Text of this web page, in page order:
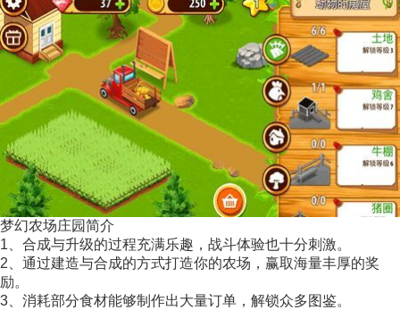
梦幻农场庄园简介
1、合成与升级的过程充满乐趣，战斗体验也十分刺激。
2、通过建造与合成的方式打造你的农场，赢取海量丰厚的奖
励。
3、消耗部分食材能够制作出大量订单，解锁众多图鉴。